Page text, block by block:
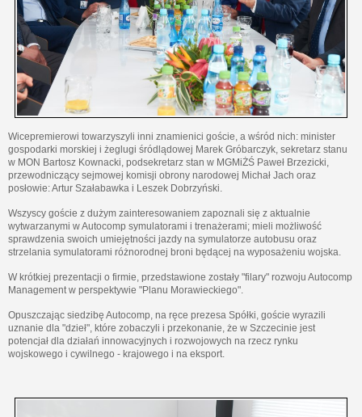
Wicepremierowi towarzyszyli inni znamienici goście, a wśród nich: minister
gospodarki morskiej i żeglugi śródlądowej Marek Gróbarczyk, sekretarz stanu
w MON Bartosz Kownacki, podsekretarz stan w MGMiŻŚ Paweł Brzezicki,
przewodniczący sejmowej komisji obrony narodowej Michał Jach oraz
posłowie: Artur Szałabawka i Leszek Dobrzyński.
Wszyscy goście z dużym zainteresowaniem zapoznali się z aktualnie
wytwarzanymi w Autocomp symulatorami i trenażerami; mieli możliwość
sprawdzenia swoich umiejętności jazdy na symulatorze autobusu oraz
strzelania symulatorami różnorodnej broni będącej na wyposażeniu wojska.
W krótkiej prezentacji o firmie, przedstawione zostały "filary" rozwoju Autocomp
Management w perspektywie "Planu Morawieckiego".
Opuszczając siedzibę Autocomp, na ręce prezesa Spółki, goście wyrazili
uznanie dla "dzieł", które zobaczyli i przekonanie, że w Szczecinie jest
potencjał dla działań innowacyjnych i rozwojowych na rzecz rynku
wojskowego i cywilnego - krajowego i na eksport.